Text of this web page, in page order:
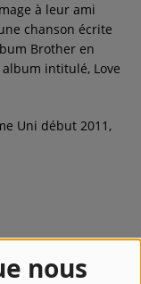
nous
à leur ami
chanson écrite
Brother en
intitulé, Love
Uni début 2011,